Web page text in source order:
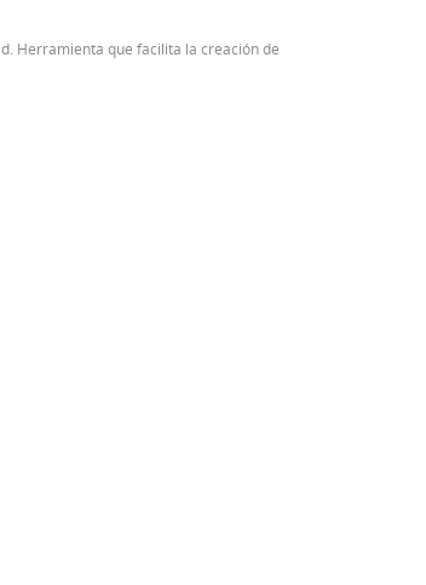
Herramienta que facilita la creación de